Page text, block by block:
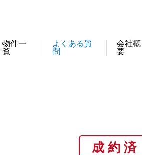
物件一
覧
よくある質
問
会社概
要
成 約 済